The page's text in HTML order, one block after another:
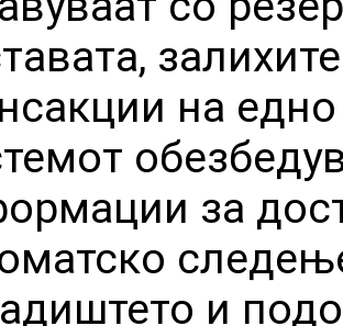
на
за
и